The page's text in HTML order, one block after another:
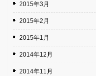
2015年3月
2015年2月
2015年1月
2014年12月
2014年11月